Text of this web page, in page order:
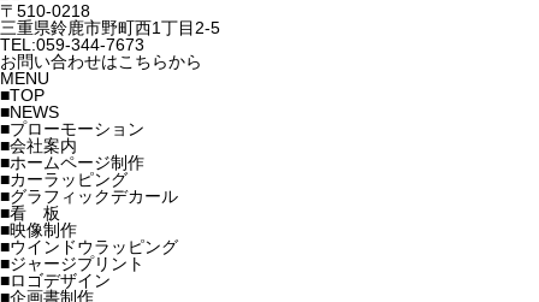
〒510-0218
三重県鈴鹿市野町西1丁目2-5
TEL:059-344-7673
お問い合わせはこちらから
MENU
■TOP
■NEWS
■プローモーション
■会社案内
■ホームページ制作
■カーラッピング
■グラフィックデカール
■看 板
■映像制作
■ウインドウラッピング
■ジャージプリント
■ロゴデザイン
■企画書制作